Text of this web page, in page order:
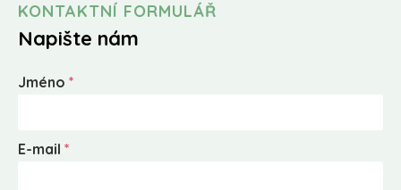
KONTAKTNÍ FORMULÁŘ
Napište nám
Jméno *
E-mail *